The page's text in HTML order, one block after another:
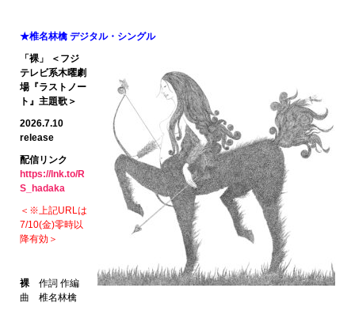
★椎名林檎 デジタル・シングル
「裸」
＜フジ
テレビ系木曜劇
場『ラストノー
ト』主題歌＞
2026.7.10
release
配信リンク
https://lnk.to/R
S_hadaka
＜※上記URLは
7/10(金)零時以
降有効＞
裸 作詞 作編
曲 椎名林檎